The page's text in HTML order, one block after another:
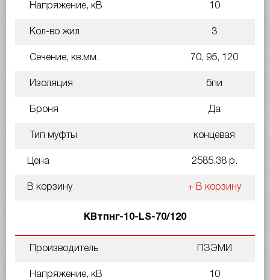
Напряжение, кВ 10
Кол-во жил 3
Сечение, кв.мм. 70, 95, 120
Изоляция бпи
Броня Да
Тип муфты концевая
Цена 2585.38 р.
В корзину + В корзину
КВтпнг-10-LS-70/120
Производитель ПЗЭМИ
Напряжение, кВ 10